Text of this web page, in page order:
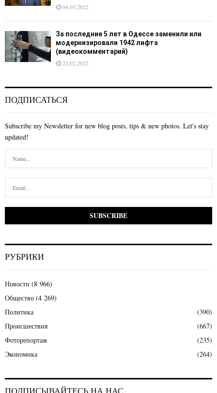
04.03.2022
За последние 5 лет в Одессе заменили или
модернизировали 1942 лифта
(видеокомментарий)
22.02.2022
ПОДПИСАТЬСЯ
Subscribe my Newsletter for new blog posts, tips & new photos. Let's stay
updated!
РУБРИКИ
Новости (8 966)
Общество (4 269)
Политика
(390)
Происшествия
(667)
Фоторепортаж
(235)
Экономика
(264)